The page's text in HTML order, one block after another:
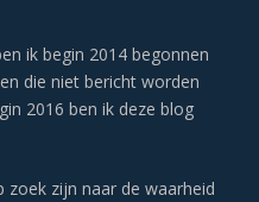
ik begin 2014 begonnen
die niet bericht worden
2016 ben ik deze blog
zijn naar de waarheid